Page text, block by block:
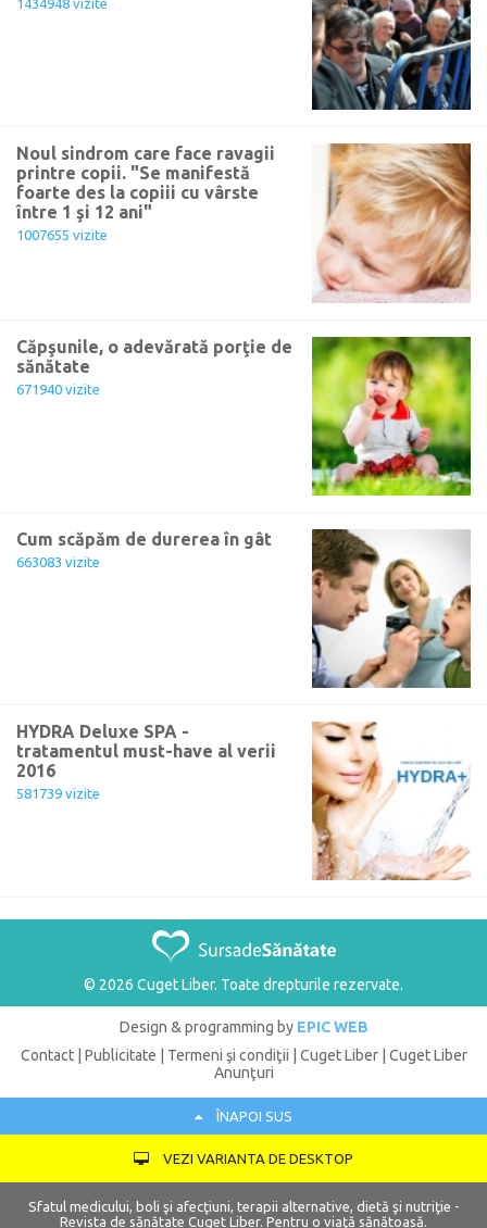
1434948 vizite
Noul sindrom care face ravagii
printre copii. "Se manifestă
foarte des la copiii cu vârste
între 1 şi 12 ani"
1007655 vizite
Căpşunile, o adevărată porţie de
sănătate
671940 vizite
Cum scăpăm de durerea în gât
663083 vizite
HYDRA Deluxe SPA -
tratamentul must-have al verii
2016
581739 vizite
© 2026 Cuget Liber. Toate drepturile rezervate.
Design & programming by EPIC WEB
Contact| Publicitate Termeni şi condiţii Cuget Liber| Cuget Liber
Anunţuri
ÎNAPOI SUS
VEZI VARIANTA DE DESKTOP
Sfatul medicului, boli şi afecţiuni, terapii alternative, dietă şi nutriţie -
Revista de sănătate Cuget Liber. Pentru o viaţă sănătoasă.